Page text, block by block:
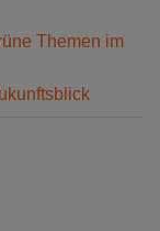
Themen im